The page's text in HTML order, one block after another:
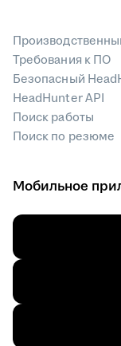
Требования к ПО
Безопасный
HeadHunter API
Поиск работы
Поиск по резюме
Мобильное